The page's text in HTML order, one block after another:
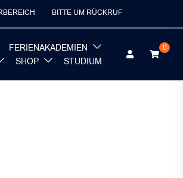
BITTE UM RÜCKRUF
FERIENAKADEMIEN
SHOP STUDIUM
0